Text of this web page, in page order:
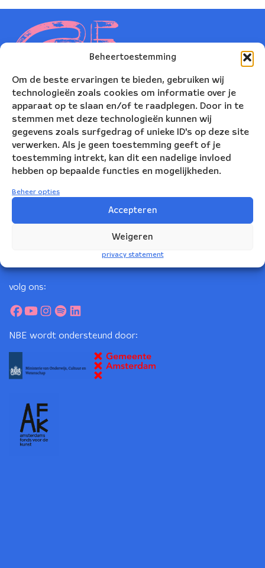
Beheertoestemming
Om de beste ervaringen te bieden, gebruiken wij
technologieën zoals cookies om informatie over je
apparaat op te slaan en/of te raadplegen. Door in te
stemmen met deze technologieën kunnen wij
gegevens zoals surfgedrag of unieke ID's op deze site
verwerken. Als je geen toestemming geeft of je
toestemming intrekt, kan dit een nadelige invloed
hebben op bepaalde functies en mogelijkheden.
Beheer opties
Accepteren
Weigeren
privacy statement
Nederlands Blazers Ensemble
Korte Leidsedwarsstraat 12
volg ons:
NBE wordt ondersteund door: